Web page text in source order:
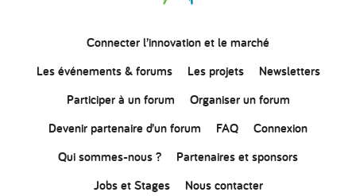
Connecterl’innovationet le marché
Les événements & forums
Les projets
Newsletters
Participer à un forum
Organiser un forum
Devenir partenaire d’un forum
FAQ
Connexion
Qui sommes-nous ?
Partenaires et sponsors
Jobs et Stages
Nous contacter